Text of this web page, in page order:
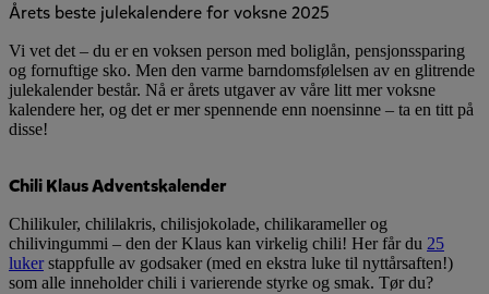
Årets beste julekalendere for voksne 2025
Vi vet det – du er en voksen person med boliglån, pensjonssparing
og fornuftige sko. Men den varme barndomsfølelsen av en glitrende
julekalender består. Nå er årets utgaver av våre litt mer voksne
kalendere her, og det er mer spennende enn noensinne – ta en titt på
disse!
Chili Klaus Adventskalender
Chilikuler, chililakris, chilisjokolade, chilikarameller og
chilivingummi – den der Klaus kan virkelig chili! Her får du 25
lukerstappfulle av godsaker (med en ekstra luke til nyttårsaften!)
som alle inneholder chili i varierende styrke og smak. Tør du?